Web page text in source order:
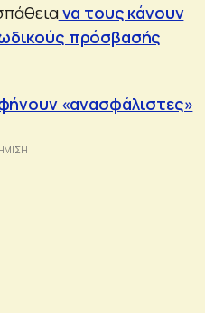
να τους κάνουν
πρόσβασής
«ανασφάλιστες»